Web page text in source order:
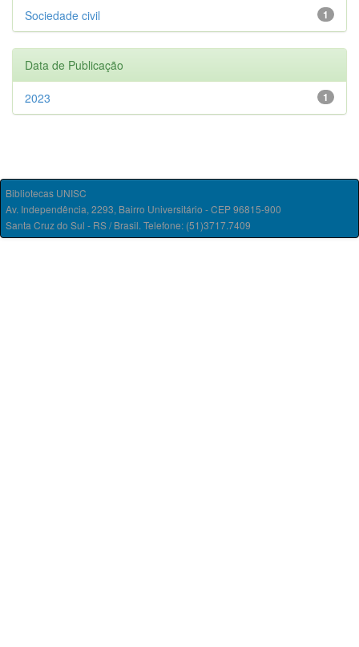
1
Sociedade civil
Data de Publicação
1
2023
Bibliotecas UNISC
Av. Independência, 2293, Bairro Universitário - CEP 96815-900
Santa Cruz do Sul - RS / Brasil. Telefone: (51)3717.7409